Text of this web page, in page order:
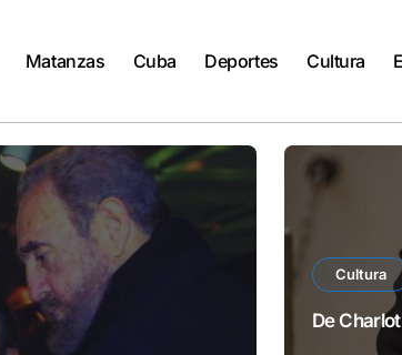
Matanzas Cuba Deportes Cultura
Cultura
De